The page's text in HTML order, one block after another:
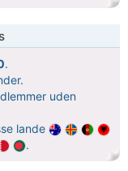
.
uden
lande
.